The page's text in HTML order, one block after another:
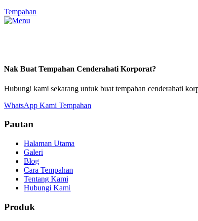
Tempahan
Nak Buat Tempahan Cenderahati Korporat?
Hubungi kami sekarang untuk buat tempahan cenderahati
WhatsApp Kami Tempahan
Pautan
Halaman Utama
Galeri
Blog
Cara Tempahan
Tentang Kami
Hubungi Kami
Produk